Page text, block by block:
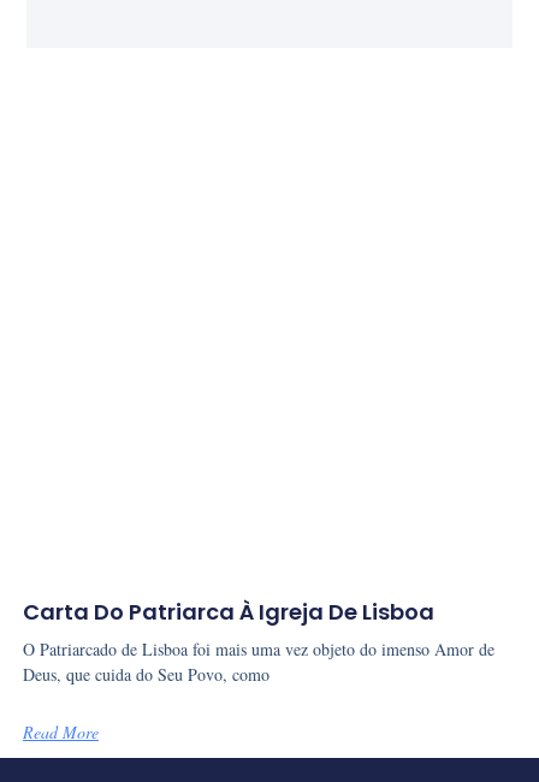
Carta Do Patriarca À Igreja De Lisboa
O Patriarcado de Lisboa foi mais uma vez objeto do imenso Amor de
Deus, que cuida do Seu Povo, como
Read More